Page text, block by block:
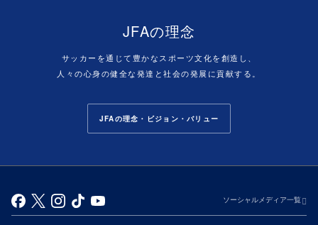
JFAの理念
サッカーを通じて豊かなスポーツ文化を創造し、
人々の心身の健全な発達と社会の発展に貢献する。
JFAの理念・ビジョン・バリュー
ソーシャルメディア一覧